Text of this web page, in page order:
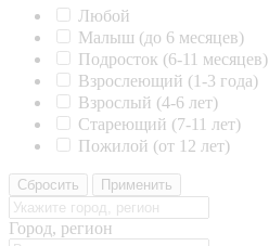
Любой
Малыш (до 6 месяцев)
Подросток (6-11 месяцев)
Взрослеющий (1-3 года)
Взрослый (4-6 лет)
Стареющий (7-11 лет)
Пожилой (от 12 лет)
Сбросить Применить
Город, регион